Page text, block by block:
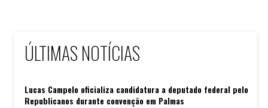
ÚLTIMAS NOTÍCIAS
Lucas Campelo oficializa candidatura a deputado federal pelo
Republicanos durante convenção em Palmas